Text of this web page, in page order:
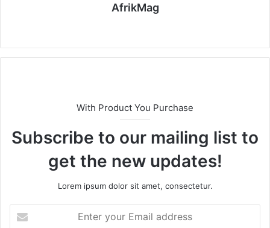
AfrikMag
With Product You Purchase
Subscribe to our mailing list to
get the new updates!
Lorem ipsum dolor sit amet, consectetur.